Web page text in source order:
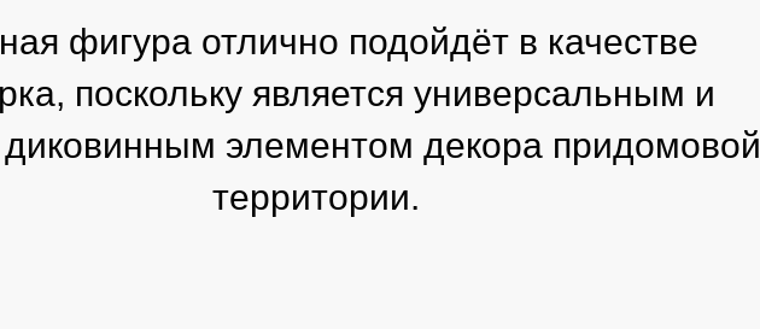
фигура отлично подойдёт в качестве
поскольку является универсальным и
элементом декора придомовой
территории.